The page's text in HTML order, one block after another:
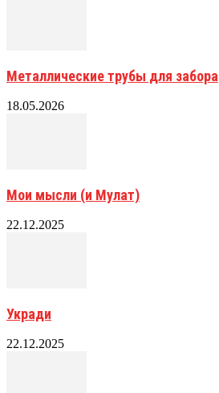
Металлические трубы для забора
18.05.2026
Мои мысли (и Мулат)
22.12.2025
Укради
22.12.2025